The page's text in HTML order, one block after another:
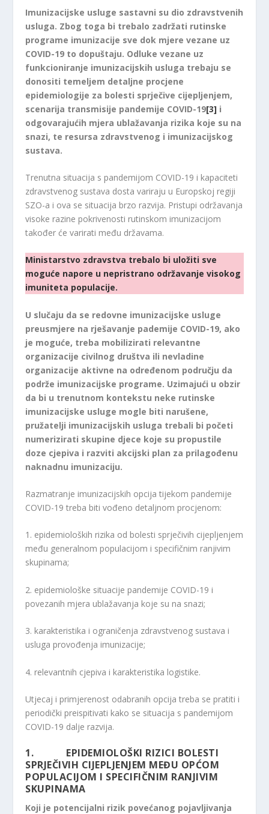
Imunizacijske usluge sastavni su dio zdravstvenih
usluga. Zbog toga bi trebalo zadržati rutinske
programe imunizacije sve dok mjere vezane uz
COVID-19 to dopuštaju. Odluke vezane uz
funkcioniranje imunizacijskih usluga trebaju se
donositi temeljem detaljne procjene
epidemiologije za bolesti sprječive cijepljenjem,
scenarija transmisije pandemije COVID-19[3] i
odgovarajućih mjera ublažavanja rizika koje su na
snazi, te resursa zdravstvenog i imunizacijskog
sustava.
Trenutna situacija s pandemijom COVID-19 i kapaciteti
zdravstvenog sustava dosta variraju u Europskoj regiji
SZO-a i ova se situacija brzo razvija. Pristupi održavanja
visoke razine pokrivenosti rutinskom imunizacijom
također će varirati među državama.
Ministarstvo zdravstva trebalo bi uložiti sve
moguće napore u nepristrano održavanje visokog
imuniteta populacije.
U slučaju da se redovne imunizacijske usluge
preusmjere na rješavanje pademije COVID-19, ako
je moguće, treba mobilizirati relevantne
organizacije civilnog društva ili nevladine
organizacije aktivne na određenom području da
podrže imunizacijske programe. Uzimajući u obzir
da bi u trenutnom kontekstu neke rutinske
imunizacijske usluge mogle biti narušene,
pružatelji imunizacijskih usluga trebali bi početi
numerizirati skupine djece koje su propustile
doze cjepiva i razviti akcijski plan za prilagođenu
naknadnu imunizaciju.
Razmatranje imunizacijskih opcija tijekom pandemije
COVID-19 treba biti vođeno detaljnom procjenom:
1. epidemioloških rizika od bolesti sprječivih cijepljenjem
među generalnom populacijom i specifičnim ranjivim
skupinama;
2. epidemiološke situacije pandemije COVID-19 i
povezanih mjera ublažavanja koje su na snazi;
3. karakteristika i ograničenja zdravstvenog sustava i
usluga provođenja imunizacije;
4. relevantnih cjepiva i karakteristika logistike.
Utjecaj i primjerenost odabranih opcija treba se pratiti i
periodički preispitivati kako se situacija s pandemijom
COVID-19 dalje razvija.
1. EPIDEMIOLOŠKI RIZICI BOLESTI
SPRJEČIVIH CIJEPLJENJEM MEĐU OPĆOM
POPULACIJOM I SPECIFIČNIM RANJIVIM
SKUPINAMA
Koji je potencijalni rizik povećanog pojavljivanja